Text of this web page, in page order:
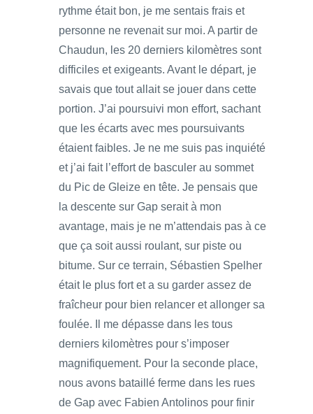
rythme était bon, je me sentais frais et
personne ne revenait sur moi. A partir de
Chaudun, les 20 derniers kilomètres sont
difficiles et exigeants. Avant le départ, je
savais que tout allait se jouer dans cette
portion. J’ai poursuivi mon effort, sachant
que les écarts avec mes poursuivants
étaient faibles. Je ne me suis pas inquiété
et j’ai fait l’effort de basculer au sommet
du Pic de Gleize en tête. Je pensais que
la descente sur Gap serait à mon
avantage, mais je ne m’attendais pas à ce
que ça soit aussi roulant, sur piste ou
bitume. Sur ce terrain, Sébastien Spelher
était le plus fort et a su garder assez de
fraîcheur pour bien relancer et allonger sa
foulée. Il me dépasse dans les tous
derniers kilomètres pour s’imposer
magnifiquement. Pour la seconde place,
nous avons bataillé ferme dans les rues
de Gap avec Fabien Antolinos pour finir